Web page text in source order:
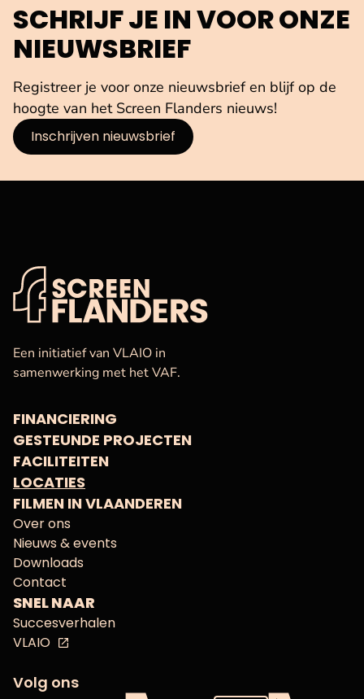
SCHRIJF JE IN VOOR ONZE
NIEUWSBRIEF
Registreer je voor onze nieuwsbrief en blijf op de
hoogte van het Screen Flanders nieuws!
Inschrijven nieuwsbrief
VAF
Een initiatief van VLAIO in
samenwerking met het VAF.
FINANCIERING
GESTEUNDE PROJECTEN
FACILITEITEN
LOCATIES
FILMEN IN VLAANDEREN
Over ons
Nieuws & events
Downloads
Contact
SNEL NAAR
Succesverhalen
VLAIO
Volg ons